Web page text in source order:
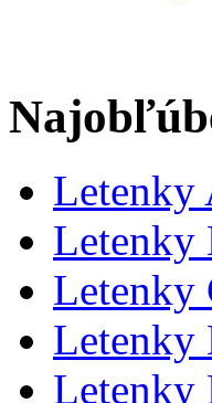
Letenky
Letenky
Letenky
Letenky
Letenky